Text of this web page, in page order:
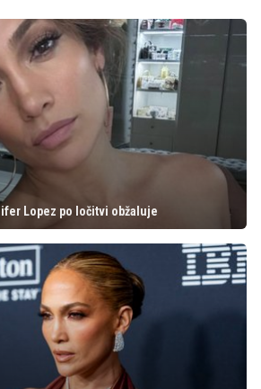
Lopez po ločitvi obžaluje